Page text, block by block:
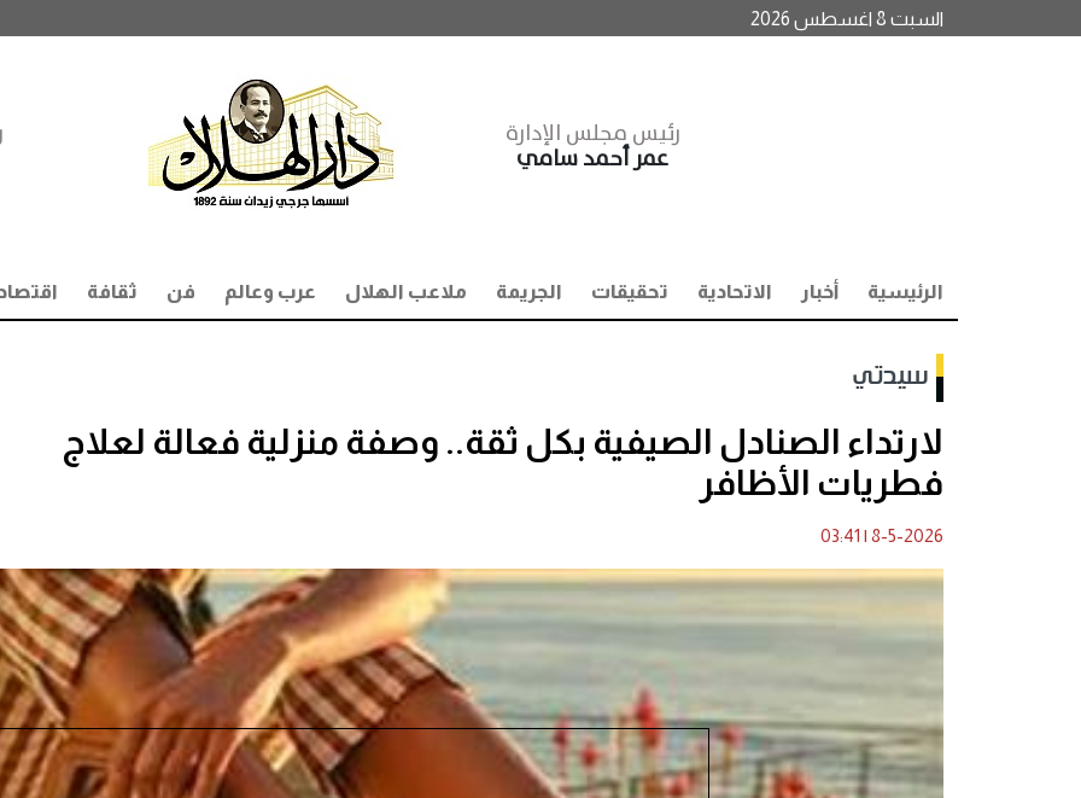
السبت 8 اغسطس 2026
رئيس مجلس الإدارة
عمر أحمد سامي
الرئيسية أخبار الاتحادية تحقيقات الجريمة ملاعب الهلال عرب وعالم فن ثقافة
سيدتي
لارتداء الصنادل الصيفية بكل ثقة.. وصفة منزلية فعالة لعلاج
فطريات الأظافر
8-5-2026
|
03:41